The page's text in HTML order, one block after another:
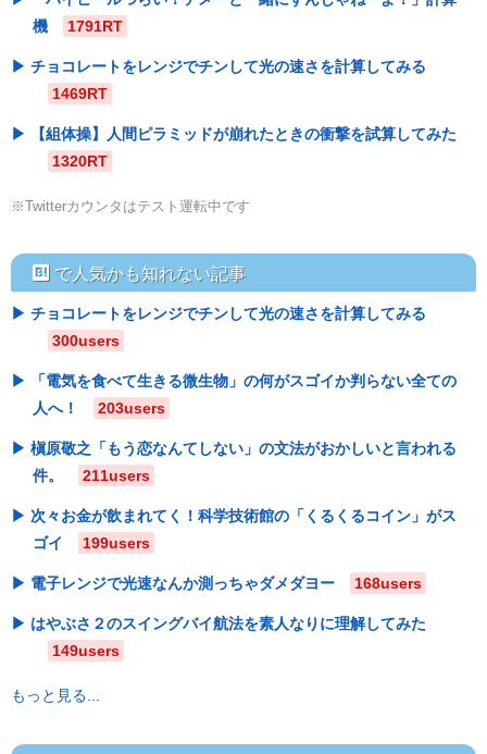
機
1791RT
チョコレートをレンジでチンして光の速さを計算してみる
1469RT
【組体操】人間ピラミッドが崩れたときの衝撃を試算してみた
1320RT
※Twitterカウンタはテスト運転中です
hatebu で人気かも知れない記事
チョコレートをレンジでチンして光の速さを計算してみる
300users
「電気を食べて生きる微生物」の何がスゴイか判らない全ての
人へ！
203users
槇原敬之「もう恋なんてしない」の文法がおかしいと言われる
件。
211users
次々お金が飲まれてく！科学技術館の「くるくるコイン」がス
ゴイ
199users
電子レンジで光速なんか測っちゃダメダヨー 168users
はやぶさ２のスイングバイ航法を素人なりに理解してみた
149users
もっと見る...